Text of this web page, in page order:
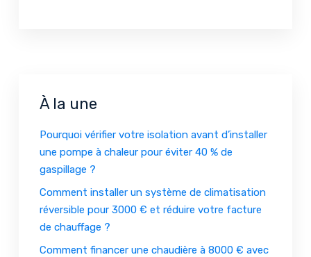
À la une
Pourquoi vérifier votre isolation avant d’installer
une pompe à chaleur pour éviter 40 % de
gaspillage ?
Comment installer un système de climatisation
réversible pour 3000 € et réduire votre facture
de chauffage ?
Comment financer une chaudière à 8000 € avec